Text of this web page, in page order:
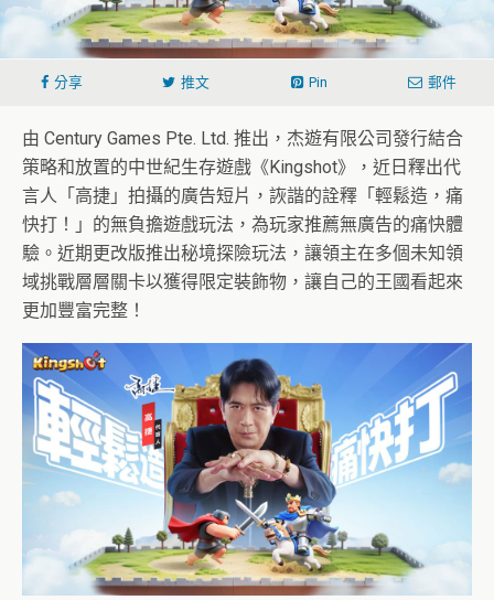
分享 推文 Pin 郵件
由 Century Games Pte. Ltd. 推出，杰遊有限公司發行結合
策略和放置的中世紀生存遊戲《Kingshot》，近日釋出代
言人「高捷」拍攝的廣告短片，詼諧的詮釋「輕鬆造，痛
快打！」的無負擔遊戲玩法，為玩家推薦無廣告的痛快體
驗。近期更改版推出秘境探險玩法，讓領主在多個未知領
域挑戰層層關卡以獲得限定裝飾物，讓自己的王國看起來
更加豐富完整！